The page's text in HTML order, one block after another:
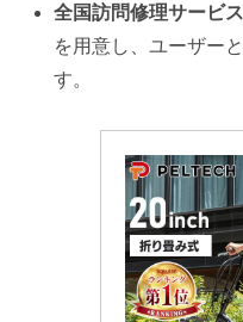
全国訪問修理サービス
を用意し、ユーザー
す。